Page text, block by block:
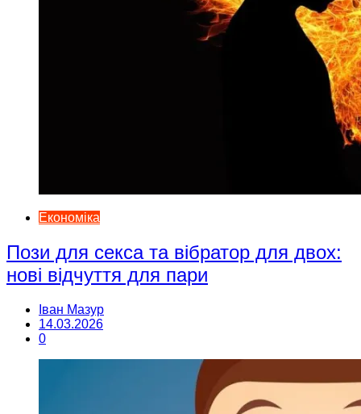
Економіка
Пози для секса та вібратор для двох:
нові відчуття для пари
Іван Мазур
14.03.2026
0